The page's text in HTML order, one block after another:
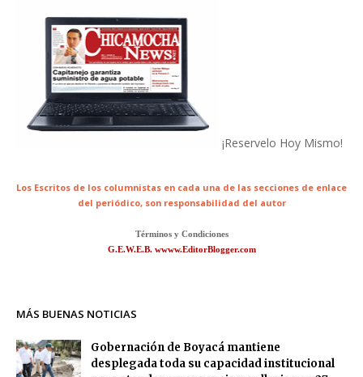
¡Reservelo Hoy Mismo!
Los Escritos de los columnistas en cada una de las secciones de enlace
del periódico, son responsabilidad del autor
Términos y Condiciones
G.E.W.E.B. wwww.EditorBlogger.com
MÁS BUENAS NOTICIAS
Gobernación de Boyacá mantiene
desplegada toda su capacidad institucional